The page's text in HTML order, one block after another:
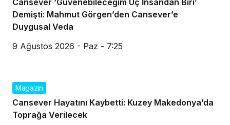
Cansever ‘Güvenebileceğim Üç İnsandan Biri’
Demişti: Mahmut Görgen’den Cansever’e
Duygusal Veda
9 Ağustos 2026 - Paz - 7:25
Magazin
Cansever Hayatını Kaybetti: Kuzey Makedonya’da
Toprağa Verilecek